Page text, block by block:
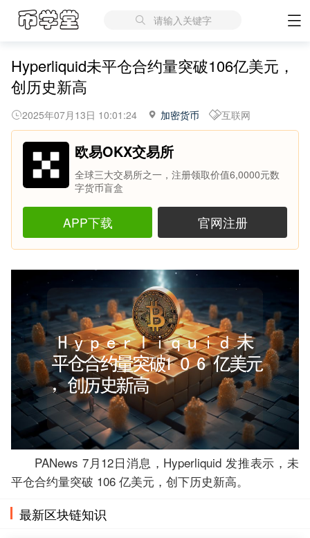
请输入关键字
Hyperliquid未平仓合约量突破106亿美元，
创历史新高
2025年07月13日 10:01:24 加密货币 互联网
欧易OKX交易所
全球三大交易所之一，注册领取价值6,0000元数
字货币盲盒
APP下载 官网注册
PANews 7月12日消息，Hyperliquid 发推表示，未
平仓合约量突破 106 亿美元，创下历史新高。
最新区块链知识